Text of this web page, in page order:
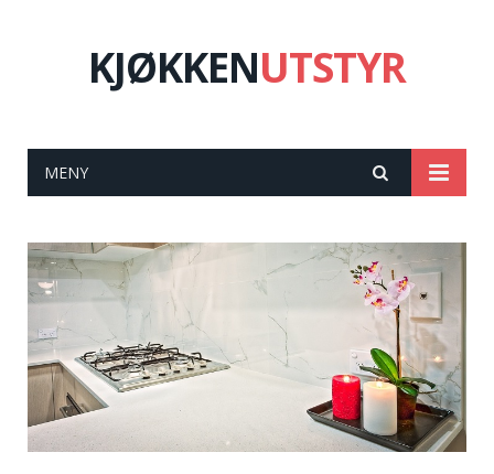
KJØKKENUTSTYR
MENY